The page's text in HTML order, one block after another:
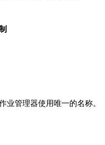
业管理器使用唯一的名称。